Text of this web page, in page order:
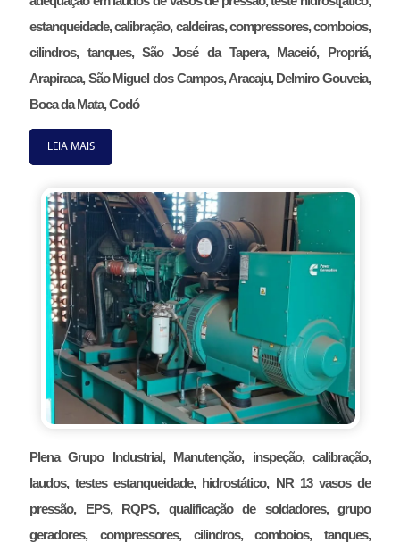
estanqueidade, calibração, caldeiras, compressores, comboios,
cilindros, tanques, São José da Tapera, Maceió, Propriá,
Arapiraca, São Miguel dos Campos, Aracaju, Delmiro Gouveia,
Boca da Mata, Codó
LEIA MAIS
Plena Grupo Industrial, Manutenção, inspeção, calibração,
laudos, testes estanqueidade, hidrostático, NR 13 vasos de
pressão, EPS, RQPS, qualificação de soldadores, grupo
geradores, compressores, cilindros, comboios, tanques,